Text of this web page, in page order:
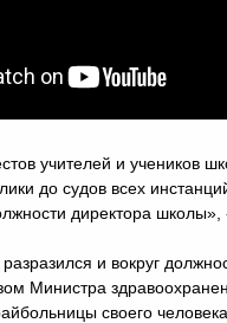
учителей и учеников
до судов всех
директора школы»,
и вокруг
Министра
своего